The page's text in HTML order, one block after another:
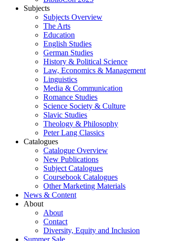
Subjects
Subjects Overview
The Arts
Education
English Studies
German Studies
History & Political Science
Law, Economics & Management
Linguistics
Media & Communication
Romance Studies
Science Society & Culture
Slavic Studies
Theology & Philosophy
Peter Lang Classics
Catalogues
Catalogue Overview
New Publications
Subject Catalogues
Coursebook Catalogues
Other Marketing Materials
News & Content
About
About
Contact
Diversity, Equity and Inclusion
Summer Sale